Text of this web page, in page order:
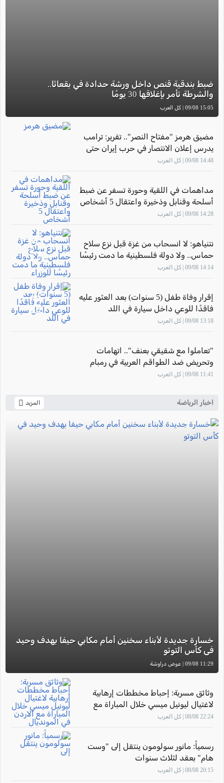
ضبط بندقية قنص داخل ورشة حدادة في بقعاثا..
والشرطة تأمر بإغلاقها 30 يومًا
15:05 09/08 | كل العرب
مضيق هرمز "مفتاح النصر".. تقرير: ترامب
يدرس إعلان الانتصار في حرب إيران حتى
دون اتفاق نووي
14:48 09/08 | كل العرب
مداهمات في اللقية وحورة تسفر عن ضبط
أسلحة وقنابل وذخيرة واعتقال 5 أشخاص
14:28 09/08 | كل العرب
نتنياهو: لا انسحاب من غزة قبل نزع سلاح
حماس.. ولا دولة فلسطينية ما دمت رئيسًا
للوزراء
14:14 09/08 | كل العرب
إقرار وفاة طفل (5 سنوات) بعد العثور عليه
فاقدًا للوعي داخل سيارة في اللد
13:18 09/08 | كل العرب
"تعاملوا مع شقيقي بعنف".. اتهامات
وتحريض ضد الطواقم العربية في رمبام
والطيبي يهاجم: "حملة عنصرية وفاشية..
11:41 09/08 | كل العرب
اخبار الرياضة المزيد
خسارة جديدة لأبناء سخنين أمام مكابي حيفا بهدف وحيد
في كأس التوتو
11:29 09/08 | عوض دراوشة
وثائق مسربة: إحباط مخططات إرهابية
لاغتيال ليونيل ميسي خلال المباراة مع
الاردن في المونديال
22:24 08/08 | كل العرب
رسمياً: مانور سولومون ينتقل إلى "وست
هام" بعقد لثلاث سنوات
20:15 08/08 | كل العرب